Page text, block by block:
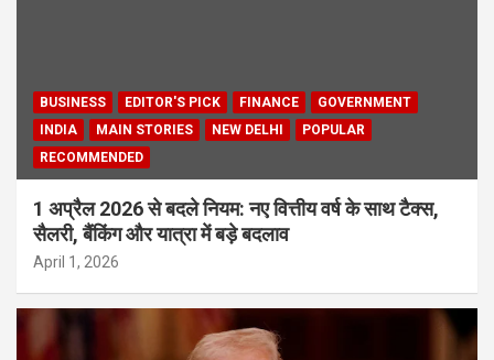
BUSINESS EDITOR'S PICK FINANCE
GOVERNMENT
INDIA
MAIN STORIES NEW DELHI
POPULAR
RECOMMENDED
1 अप्रैल 2026 से बदले नियम: नए वित्तीय वर्ष के साथ टैक्स,
सैलरी, बैंकिंग और यात्रा में बड़े बदलाव
April 1, 2026